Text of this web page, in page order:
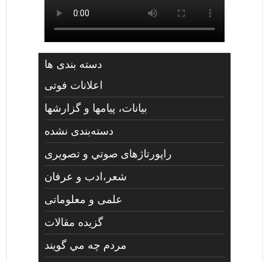
دسته بندی ها
اعلانات فوتی
بیانات، پیامها و گزارشها
دسته‌بندی نشده
راپورتاژهای صوتي و تصويری
شعر،ادب و عرفان
علمی و معلوماتی
گزیده مقالات
مردم چه مي گويند